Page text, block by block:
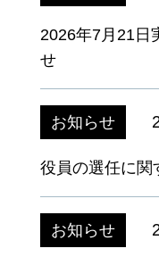
2026年7月21日
せ
お知らせ
役員の選任に関
お知らせ